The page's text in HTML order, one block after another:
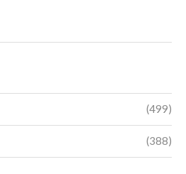
(499)
(388)